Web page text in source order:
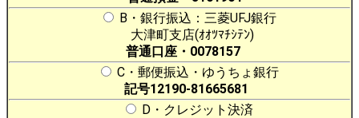
B・銀行振込：三菱UFJ銀行
大津町支店(ｵｵﾂﾏﾁｼﾃﾝ)
普通口座・0078157
C・郵便振込・ゆうちょ銀行
記号12190-81665681
D・クレジット決済